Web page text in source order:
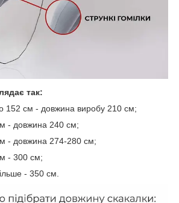
так:
152 см - довжина виробу 210 см;
- довжина 240 см;
- довжина 274-280 см;
- 300 см;
- 350 см.